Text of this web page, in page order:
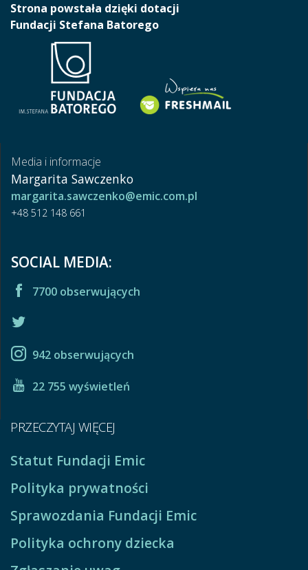
Strona powstała dzięki dotacji
Fundacji Stefana Batorego
Media i informacje
Margarita Sawczenko
margarita.sawczenko@emic.com.pl
+48 512 148 661
SOCIAL MEDIA:
7700 obserwujących
942 obserwujących
22 755 wyświetleń
PRZECZYTAJ WIĘCEJ
Statut Fundacji Emic
Polityka prywatności
Sprawozdania Fundacji Emic
Polityka ochrony dziecka